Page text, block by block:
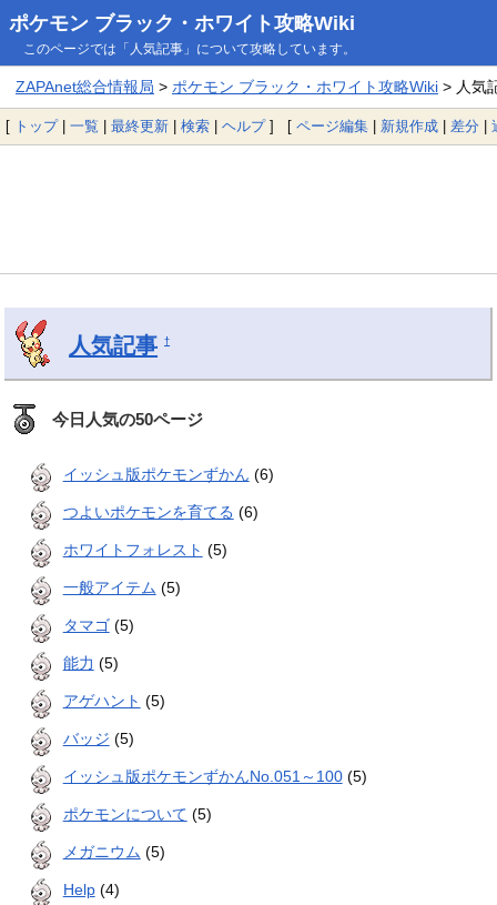
ポケモン ブラック・ホワイト攻略Wiki
このページでは「人気記事」について攻略しています。
ZAPAnet総合情報局 > ポケモン ブラック・ホワイト攻略Wiki> 人気
[ トップ| 一覧 | 最終更新 | 検索 | ヘルプ] [ ページ編集 | 新規作成 | 差分 |
人気記事 †
今日人気の50ページ
イッシュ版ポケモンずかん (6)
つよいポケモンを育てる (6)
ホワイトフォレスト (5)
一般アイテム (5)
タマゴ(5)
能力 (5)
アゲハント (5)
バッジ (5)
イッシュ版ポケモンずかんNo.051～100(5)
ポケモンについて (5)
メガニウム (5)
Help(4)